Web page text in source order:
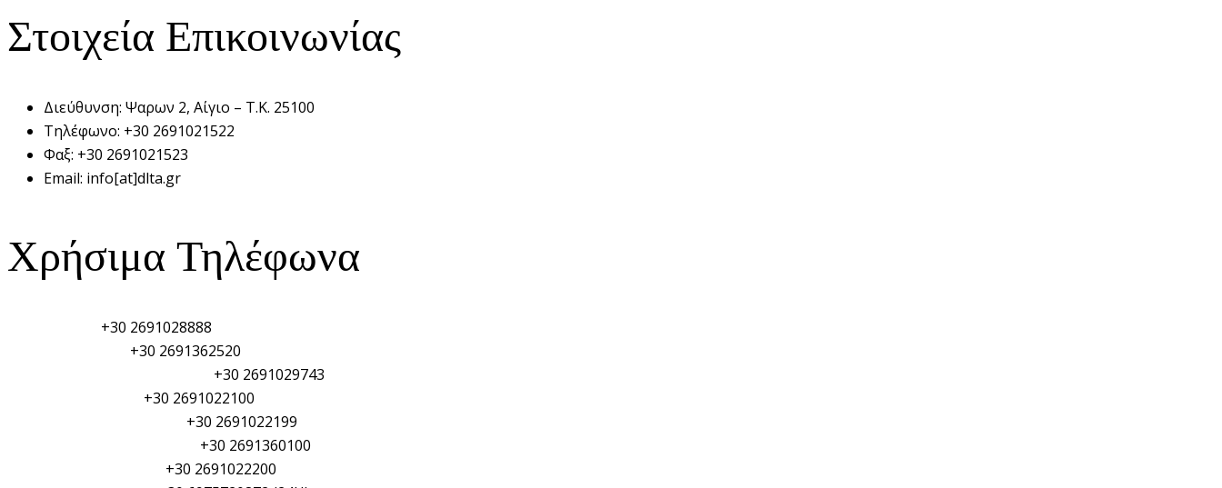
Στοιχεία Επικοινωνίας
Διεύθυνση: Ψαρων 2, Αίγιο – Τ.Κ. 25100
Τηλέφωνο: +30 2691021522
Φαξ: +30 2691021523
Email: info[at]dlta.gr
Χρήσιμα Τηλέφωνα
+30 2691028888
+30 2691362520
+30 2691029743
+30 2691022100
+30 2691022199
+30 2691360100
+30 2691022200